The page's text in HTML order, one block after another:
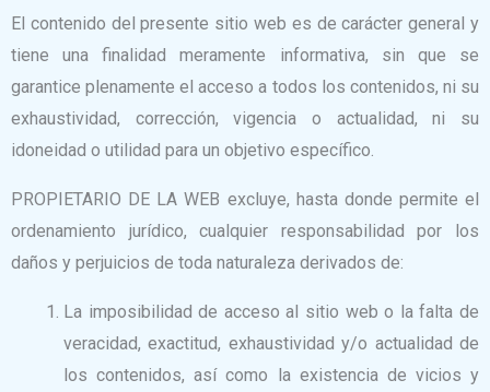
El contenido del presente sitio web es de carácter general y
tiene una finalidad meramente informativa, sin que se
garantice plenamente el acceso a todos los contenidos, ni su
exhaustividad, corrección, vigencia o actualidad, ni su
idoneidad o utilidad para un objetivo específico.
PROPIETARIO DE LA WEB excluye, hasta donde permite el
ordenamiento jurídico, cualquier responsabilidad por los
daños y perjuicios de toda naturaleza derivados de:
La imposibilidad de acceso al sitio web o la falta de
veracidad, exactitud, exhaustividad y/o actualidad de
los contenidos, así como la existencia de vicios y